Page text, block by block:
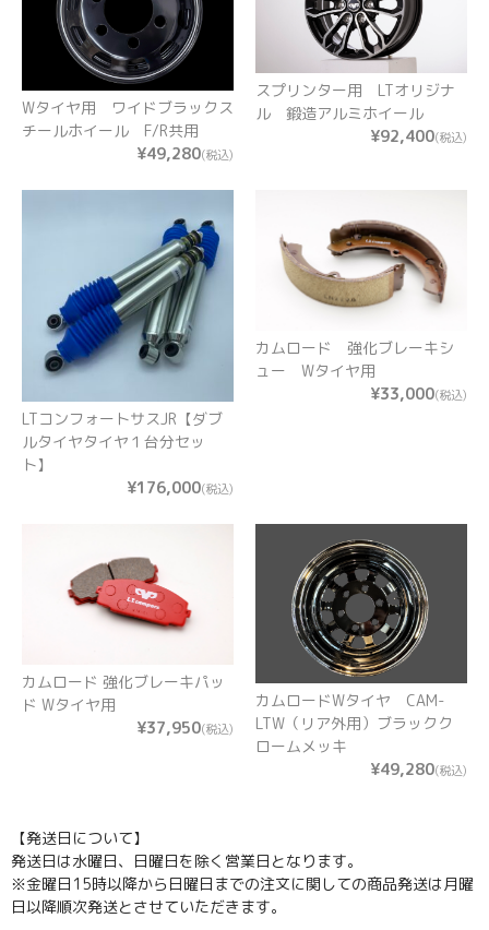
Wタイヤ用 ワイドブラックス
チールホイール F/R共用
¥49,280(税込)
スプリンター用 LTオリジナ
ル 鍛造アルミホイール
¥92,400(税込)
LTコンフォートサスJR【ダブ
ルタイヤタイヤ１台分セッ
ト】
¥176,000(税込)
カムロード 強化ブレーキシ
ュー Wタイヤ用
¥33,000(税込)
カムロード 強化ブレーキパッ
ド Wタイヤ用
¥37,950(税込)
カムロードWタイヤ CAM-
LTW（リア外用）ブラックク
ロームメッキ
¥49,280(税込)
【発送日について】
発送日は水曜日、日曜日を除く営業日となります。
※金曜日15時以降から日曜日までの注文に関しての商品発送は月曜
日以降順次発送とさせていただきます。